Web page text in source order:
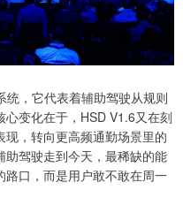
统，它代表着辅助驾驶从规则
变化在于，HSD V1.6又在刻
，转向更高频通勤场景里的
驾驶走到今天，最稀缺的能
口，而是用户敢不敢在周一